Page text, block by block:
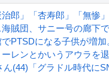
治郎」「杏寿郎」「無惨
海賊団、サニー号の廊下
でPTSDになる子供が増
ーレンとかいうアウラを
ん(44)「グラドル時代に